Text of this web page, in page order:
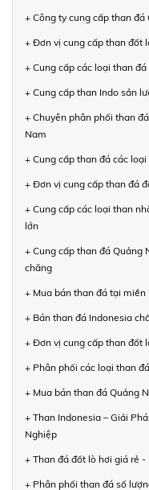
+ Công ty cung cấp than
+ Đơn vị cung cấp than đốt
+ Cung cấp các loại than
+ Cung cấp than Indo sản
+ Chuyên phân phối than
Nam
+ Cung cấp than đá các
+ Đơn vị cung cấp than đá
+ Cung cấp các loại than
lớn
+ Cung cấp than đá Quảng
chăng
+ Mua bán than đá tại
+ Bán than đá Indonesia
+ Đơn vị cung cấp than đốt
+ Phân phối các loại than
+ Mua bán than đá Quảng
+ Than Indonesia – Giải
Nghiệp
+ Than đá đốt lò hơi giá rẻ
+ Phân phối than đá số